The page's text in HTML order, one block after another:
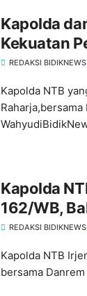
Kapolda
Kekuatan
Hukum di
REDAKSI BIDIKNEWS
Kapolda NTB
‎Kapolda
162/WB,
REDAKSI BIDIKNEWS
Kapolda NTB
bersama